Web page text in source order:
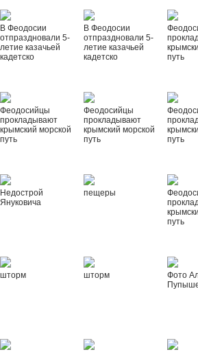
В Феодосии
отпраздновали 5-
летие казачьей
кадетско
В Феодосии
отпраздновали 5-
летие казачьей
кадетско
путь
Феодосийцы
прокладывают
крымский морской
путь
Феодосийцы
прокладывают
крымский морской
путь
путь
Недострой
Януковича
пещеры
путь
шторм шторм
Фото